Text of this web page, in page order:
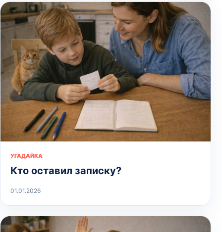
УГАДАЙКА
Кто оставил записку?
01.01.2026